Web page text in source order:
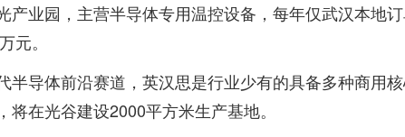
产业园，主营半导体专用温控设备，每年仅武汉本地
元。
半导体前沿赛道，英汉思是行业少有的具备多种商用
将在光谷建设2000平方米生产基地。